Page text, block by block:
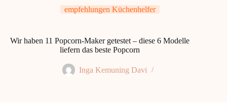
empfehlungen Küchenhelfer
Wir haben 11 Popcorn-Maker getestet – diese 6 Modelle
liefern das beste Popcorn
Inga Kemuning Davi